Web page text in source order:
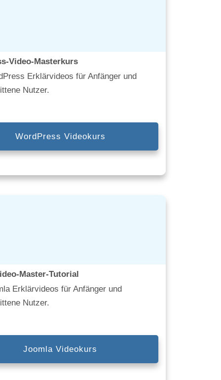
Video-Masterkurs
Erklärvideos für Anfänger und
Nutzer.
WordPress Videokurs
Master-Tutorial
Erklärvideos für Anfänger und
Nutzer.
Joomla Videokurs